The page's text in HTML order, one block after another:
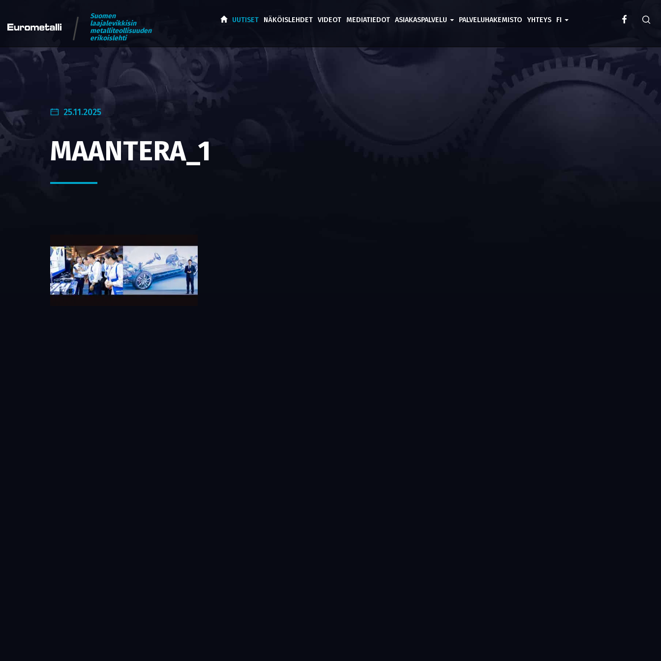
Suomen
laajalevikkisin
metalliteollisuuden
erikoislehti
UUTISET NÄKÖISLEHDET VIDEOT MEDIATIEDOT ASIAKASPALVELU PALVELUHAKEMISTO YHTEYS FI
25.11.2025
MAANTERA_1